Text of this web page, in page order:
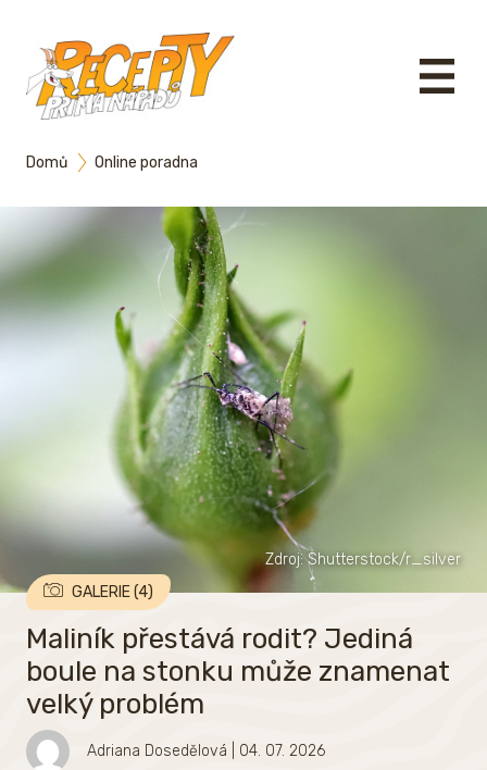
Domů Online poradna
GALERIE (4)
Zdroj: Shutterstock/r_silver
Maliník přestává rodit? Jediná
boule na stonku může znamenat
velký problém
Adriana Dosedělová | 04. 07. 2026